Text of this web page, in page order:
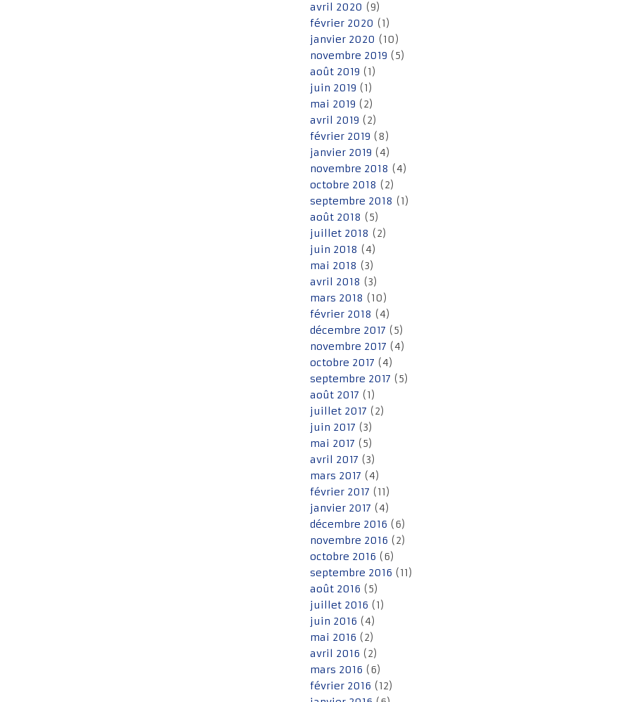
avril 2020 (9)
février 2020 (1)
janvier 2020 (10)
novembre 2019 (5)
août 2019 (1)
juin 2019 (1)
mai 2019 (2)
avril 2019 (2)
février 2019 (8)
janvier 2019 (4)
novembre 2018 (4)
octobre 2018 (2)
septembre 2018 (1)
août 2018 (5)
juillet 2018 (2)
juin 2018 (4)
mai 2018 (3)
avril 2018 (3)
mars 2018 (10)
février 2018 (4)
décembre 2017 (5)
novembre 2017 (4)
octobre 2017 (4)
septembre 2017 (5)
août 2017 (1)
juillet 2017 (2)
juin 2017 (3)
mai 2017 (5)
avril 2017 (3)
mars 2017 (4)
février 2017 (11)
janvier 2017 (4)
décembre 2016 (6)
novembre 2016 (2)
octobre 2016 (6)
septembre 2016 (11)
août 2016 (5)
juillet 2016 (1)
juin 2016 (4)
mai 2016 (2)
avril 2016 (2)
mars 2016 (6)
février 2016 (12)